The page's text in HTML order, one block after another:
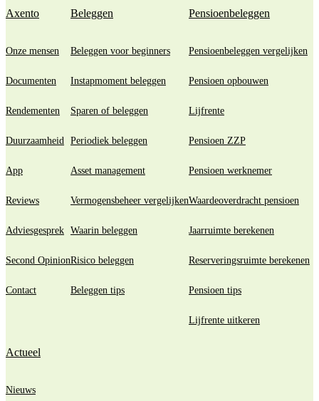
Axento
Onze mensen
Documenten
Rendementen
Duurzaamheid
App
Reviews
Adviesgesprek
Second Opinion
Contact
Beleggen
Beleggen voor beginners
Instapmoment beleggen
Sparen of beleggen
Periodiek beleggen
Asset management
Vermogensbeheer vergelijken
Waarin beleggen
Risico beleggen
Beleggen tips
Pensioenbeleggen
Pensioenbeleggen vergelijken
Pensioen opbouwen
Lijfrente
Pensioen ZZP
Pensioen werknemer
Waardeoverdracht pensioen
Jaarruimte berekenen
Reserveringsruimte berekenen
Pensioen tips
Lijfrente uitkeren
Actueel
Nieuws